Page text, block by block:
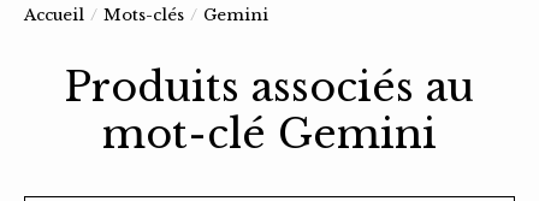
Accueil / Mots-clés / Gemini
Produits associés au
mot-clé Gemini